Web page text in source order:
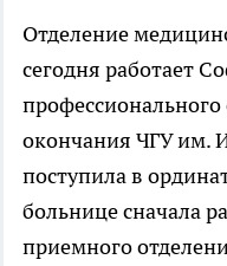
Отделение
сегодня работает
окончания ЧГУ им.
поступила в
больнице сначала
приемного